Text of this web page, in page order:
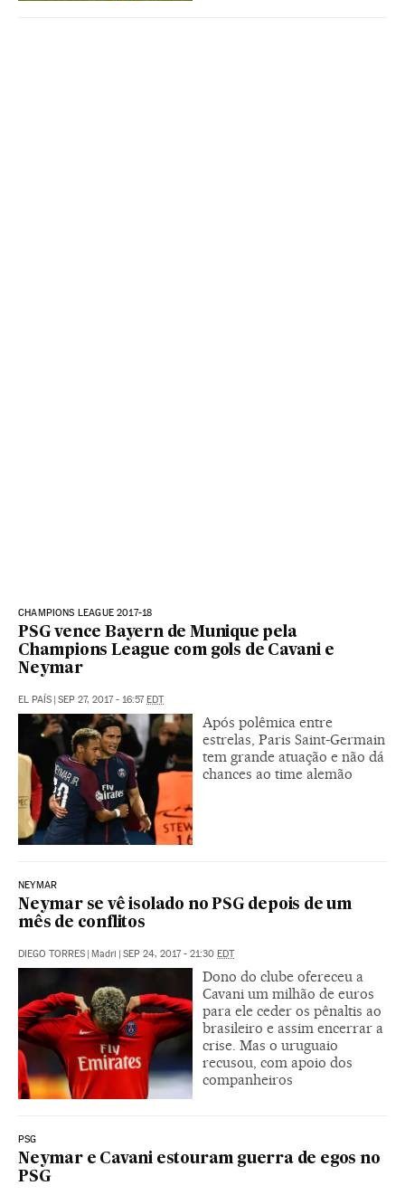
CHAMPIONS LEAGUE 2017-18
PSG vence Bayern de Munique pela
Champions League com gols de Cavani e
Neymar
EL PAÍS | SEP 27, 2017 - 16:57EDT
Após polêmica entre
estrelas, Paris Saint-Germain
tem grande atuação e não dá
chances ao time alemão
NEYMAR
Neymar se vê isolado no PSG depois de um
mês de conflitos
DIEGO TORRES | Madri | SEP 24, 2017 - 21:30 EDT
Dono do clube ofereceu a
Cavani um milhão de euros
para ele ceder os pênaltis ao
brasileiro e assim encerrar a
crise. Mas o uruguaio
recusou, com apoio dos
companheiros
PSG
Neymar e Cavani estouram guerra de egos no
PSG